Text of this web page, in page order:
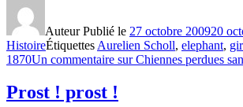
AuteurPublié le 27 octobre 200920
HistoireÉtiquettes Aurelien Scholl, elephant,
1870Un commentaire sur Chiennes perdues
Prost ! prost !